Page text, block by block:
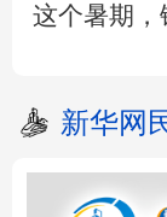
这个暑期，
新华网